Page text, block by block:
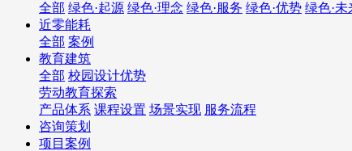
全部 绿色·起源 绿色·理念 绿色·服务 绿色·优势 绿色·未
近零能耗
全部 案例
教育建筑
全部 校园设计优势
劳动教育探索
产品体系 课程设置 场景实现 服务流程
咨询策划
项目案例